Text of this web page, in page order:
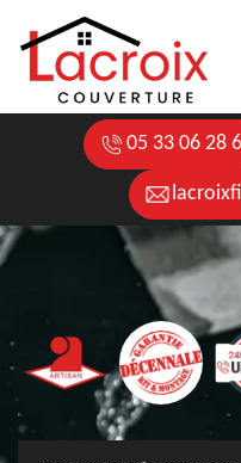
05 33 06 28